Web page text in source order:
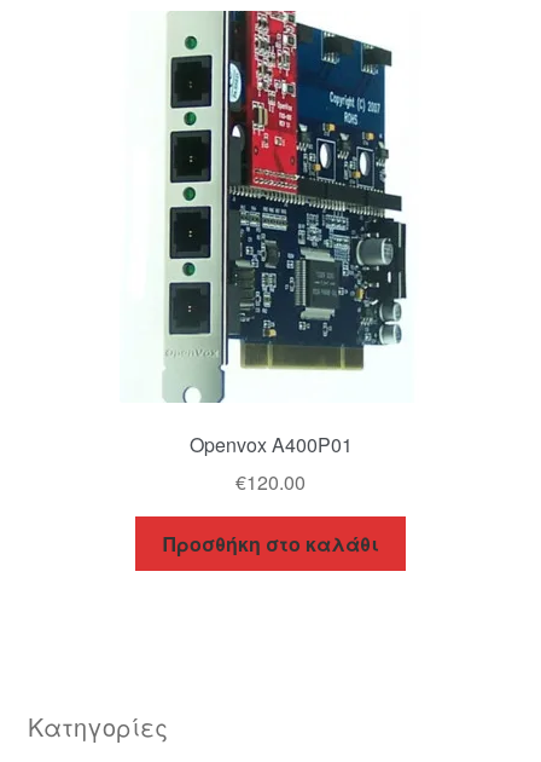
Openvox A400P01
€120.00
Προσθήκη στο καλάθι
Κατηγορίες